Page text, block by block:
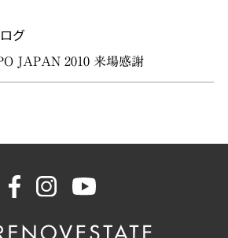
グ
JAPAN 2010 来場感謝